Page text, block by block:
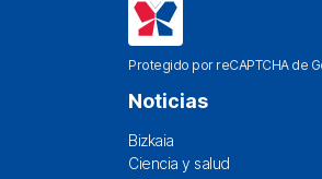
Protegido por reCAPTCHA de
Noticias
Bizkaia
Ciencia y salud